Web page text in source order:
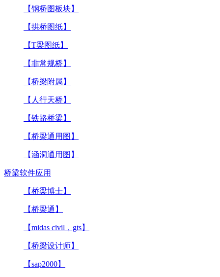
【钢桥图板块】
【拱桥图纸】
【T梁图纸】
【非常规桥】
【桥梁附属】
【人行天桥】
【铁路桥梁】
【桥梁通用图】
【涵洞通用图】
桥梁软件应用
【桥梁博士】
【桥梁通】
【midas civil，gts】
【桥梁设计师】
【sap2000】